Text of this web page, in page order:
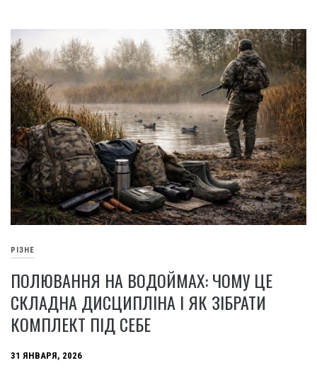
РІЗНЕ
ПОЛЮВАННЯ НА ВОДОЙМАХ: ЧОМУ ЦЕ
СКЛАДНА ДИСЦИПЛІНА І ЯК ЗІБРАТИ
КОМПЛЕКТ ПІД СЕБЕ
31 ЯНВАРЯ, 2026